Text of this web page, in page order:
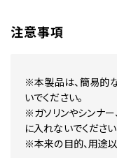
注意事項
※本製品は、簡易的
いでください。
※ガソリンやシンナ
に入れないでください
※本来の目的、用途